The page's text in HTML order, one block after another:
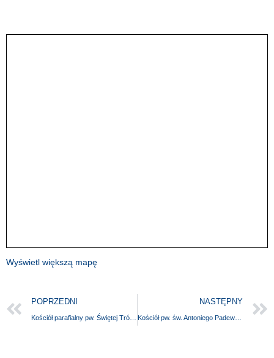
Wyświetl większą mapę
POPRZEDNI NASTĘPNY
Kościół pw. św. Antoniego Padewskiego